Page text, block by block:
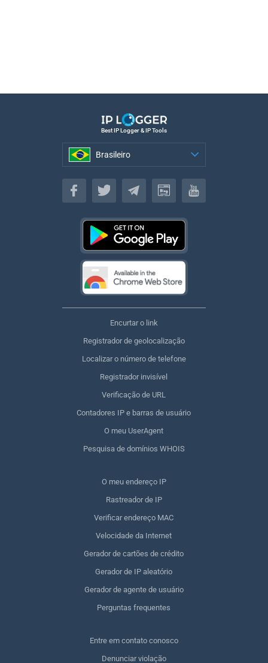
Best IP Logger & IP Tools
Brasileiro
Brasileiro
Encurtar o link
Registrador de geolocalização
Localizar o número de telefone
Registrador invisível
Verificação de URL
Contadores IP e barras de usuário
O meu UserAgent
Pesquisa de domínios WHOIS
O meu endereço IP
Rastreador de IP
Verificar endereço MAC
Velocidade da Internet
Gerador de cartões de crédito
Gerador de IP aleatório
Gerador de agente de usuário
Perguntas frequentes
Entre em contato conosco
Denunciar violação